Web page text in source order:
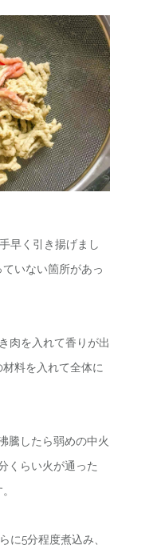
早く引き揚げまし
いない箇所があっ
肉を入れて香りが出
料を入れて全体に
騰したら弱めの中火
くらい火が通った
に5分程度煮込み、